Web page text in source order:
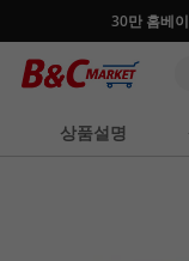
30만 홈베
상품설명